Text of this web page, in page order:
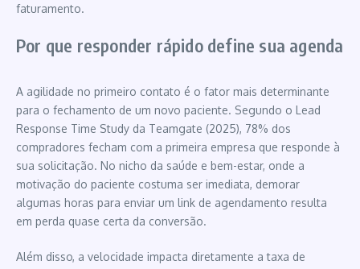
faturamento.
Por que responder rápido define sua agenda
A agilidade no primeiro contato é o fator mais determinante
para o fechamento de um novo paciente. Segundo o Lead
Response Time Study da Teamgate (2025), 78% dos
compradores fecham com a primeira empresa que responde à
sua solicitação. No nicho da saúde e bem-estar, onde a
motivação do paciente costuma ser imediata, demorar
algumas horas para enviar um link de agendamento resulta
em perda quase certa da conversão.
Além disso, a velocidade impacta diretamente a taxa de